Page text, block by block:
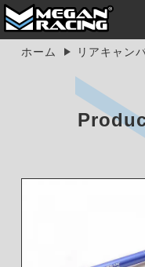
ホーム リアキャン